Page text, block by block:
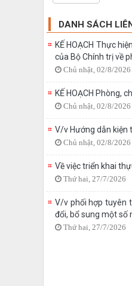
DANH SÁCH
KẾ HOẠCH Thực
của Bộ Chính trị về
Chủ nhật, 02/8/2026
KẾ HOẠCH Phòng,
Chủ nhật, 02/8/2026
V/v Hướng dẫn kiện
Chủ nhật, 02/8/2026
Về việc triển khai
Thứ hai, 27/7/2026
V/v phối hợp tuyên
đổi, bổ sung một số
Thứ hai, 27/7/2026